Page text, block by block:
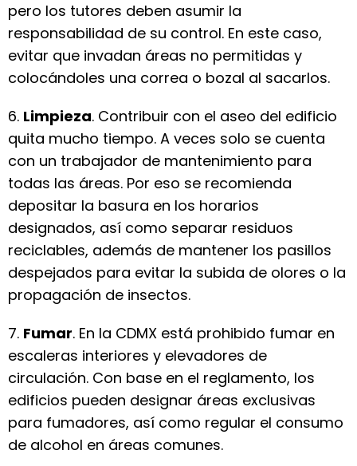
pero los tutores deben asumir la
responsabilidad de su control. En este caso,
evitar que invadan áreas no permitidas y
colocándoles una correa o bozal al sacarlos.
6. Limpieza. Contribuir con el aseo del edificio
quita mucho tiempo. A veces solo se cuenta
con un trabajador de mantenimiento para
todas las áreas. Por eso se recomienda
depositar la basura en los horarios
designados, así como separar residuos
reciclables, además de mantener los pasillos
despejados para evitar la subida de olores o la
propagación de insectos.
7. Fumar. En la CDMX está prohibido fumar en
escaleras interiores y elevadores de
circulación. Con base en el reglamento, los
edificios pueden designar áreas exclusivas
para fumadores, así como regular el consumo
de alcohol en áreas comunes.